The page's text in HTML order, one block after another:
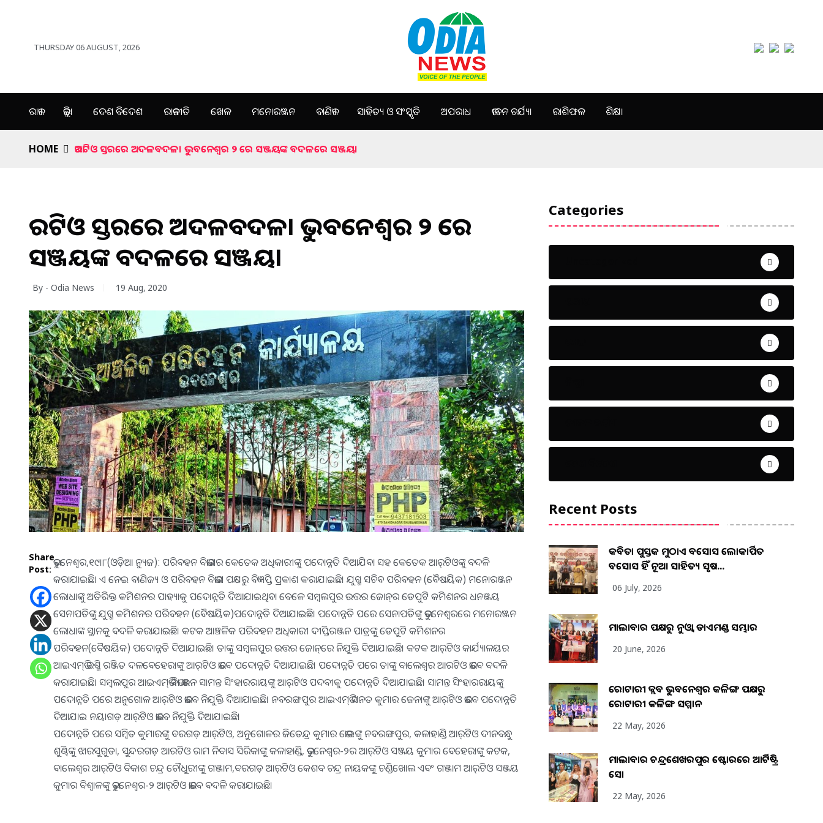
THURSDAY 06 AUGUST, 2026
ରାଜ୍ୟ ଜିଲ୍ଲା ଦେଶ ବିଦେଶ ରାଜନୀତି ଖେଳ ମନୋରଞ୍ଜନ ବାଣିଜ୍ୟ ସାହିତ୍ୟ ଓ ସଂସ୍କୃତି ଅପରାଧ ଜୀବନ ଚର୍ଯ୍ୟା ରାଶିଫଳ ଶିକ୍ଷା
HOME ଆରଟିଓ ସ୍ତରରେ ଅଦଳବଦଳ। ଭୁବନେଶ୍ୱର ୨ ରେ ସଞ୍ଜୟଙ୍କ ବଦଳରେ ସଞ୍ଜୟ।
ଆରଟିଓ ସ୍ତରରେ ଅଦଳବଦଳ। ଭୁବନେଶ୍ୱର ୨ ରେ
ସଞ୍ଜୟଙ୍କ ବଦଳରେ ସଞ୍ଜୟ।
By - Odia News 19 Aug, 2020
Share
Post:
ଭୁବନେଶ୍ୱର,୧୯ା୮(ଓଡ଼ିଆ ନ୍ୟୁଜ): ପରିବହନ ବିଭାଗର କେତେକ ଅଧିକାରୀଙ୍କୁ ପଦୋନ୍ନତି ଦିଆଯିବା ସହ କେତେକ ଆର୍‌ଟିଓଙ୍କୁ ବଦଳି
କରାଯାଇଛି। ଏ ନେଇ ବାଣିଜ୍ୟ ଓ ପରିବହନ ବିଭାଗ ପକ୍ଷରୁ ବିଜ୍ଞପ୍ତି ପ୍ରକାଶ କରାଯାଇଛି। ଯୁଗ୍ମ ସଚିବ ପରିବହନ (ବୈଷୟିକ) ମନୋରଞ୍ଜନ
ଲୋଧାଙ୍କୁ ଅତିରିକ୍ତ କମିଶନର ପାହ୍ୟାକୁ ପଦୋନ୍ନତି ଦିଆଯାଇଥିବା ବେଳେ ସମ୍ବଲପୁର ଉତ୍ତର ଜୋନ୍‌ର ଡେପୁଟି କମିଶନର ଧନଞ୍ଜୟ
ସେନାପତିଙ୍କୁ ଯୁଗ୍ମ କମିଶନର ପରିବହନ (ବୈଷୟିକ)ପଦୋନ୍ନତି ଦିଆଯାଇଛି। ପଦୋନ୍ନତି ପରେ ସେନାପତିଙ୍କୁ ଭୁବନେଶ୍ୱରରେ ମନୋରଞ୍ଜନ
ଲୋଧାଙ୍କ ସ୍ଥାନକୁ ବଦଳି କରାଯାଇଛି। କଟକ ଆଞ୍ଚଳିକ ପରିବହନ ଅଧିକାରୀ ଦୀପ୍ତିରଞ୍ଜନ ପାତ୍ରଙ୍କୁ ଡେପୁଟି କମିଶନର
ପରିବହନ(ବୈଷୟିକ) ପଦୋନ୍ନତି ଦିଆଯାଇଛି। ତାଙ୍କୁ ସମ୍ବଲପୁର ଉତ୍ତର ଜୋନ୍‌ରେ ନିଯୁକ୍ତି ଦିଆଯାଇଛି। କଟକ ଆର୍‌ଟିଓ କାର୍ଯ୍ୟାଳୟର
ଆଇଏମ୍‌ଭି ରଶ୍ମି ରଞ୍ଜିତ ଦଳବେହେରାଙ୍କୁ ଆର୍‌ଟିଓ ଭାବେ ପଦୋନ୍ନତି ଦିଆଯାଇଛି। ପଦୋନ୍ନତି ପରେ ତାଙ୍କୁ ବାଲେଶ୍ୱର ଆରଟିଓ ଭାବେ ବଦଳି
କରାଯାଇଛି। ସମ୍ବଲପୁର ଆଇଏମ୍‌ଭି ବିଭା ଭଞ୍ଜନ ସାମନ୍ତ ସିଂହାରରାୟଙ୍କୁ ଆର୍‌ଟିଓ ପଦବୀକୁ ପଦୋନ୍ନତି ଦିଆଯାଇଛି। ସାମନ୍ତ ସିଂହାରରାୟଙ୍କୁ
ପଦୋନ୍ନତି ପରେ ଅନୁଗୋଳ ଆର୍‌ଟିଓ ଭାବେ ନିଯୁକ୍ତି ଦିଆଯାଇଛି। ନବରଙ୍ଗପୁର ଆଇଏମ୍‌ଭି ସନତ କୁମାର ଜେନାଙ୍କୁ ଆର୍‌ଟିଓ ଭାବେ ପଦୋନ୍ନତି
ଦିଆଯାଇ ନୟାଗଡ଼ ଆର୍‌ଟିଓ ଭାବେ ନିଯୁକ୍ତି ଦିଆଯାଇଛି।
ପଦୋନ୍ନତି ପରେ ସମ୍ବିତ କୁମାରଙ୍କୁ ବରଗଡ଼ ଆର୍‌ଟିଓ, ଅନୁଗୋଳର ଜିତେନ୍ଦ୍ର କୁମାର ଭୋଇଙ୍କୁ ନବରଙ୍ଗପୁର, କଳାହାଣ୍ଡି ଆର୍‌ଟିଓ ଦୀନବନ୍ଧୁ
ଶୁଣ୍ଢିଙ୍କୁ ଝାରସୁଗୁଡା, ସୁନ୍ଦରଗଡ଼ ଆରଟିଓ ରାମ ନିବାସ ସିରିକାଙ୍କୁ କଳାହାଣ୍ଡି, ଭୁବନେଶ୍ୱର-୨ର ଆର୍‌ଟିଓ ସଞ୍ଜୟ କୁମାର ବେହେରାଙ୍କୁ କଟକ,
ବାଲେଶ୍ୱର ଆର୍‌ଟିଓ ବିକାଶ ଚନ୍ଦ୍ର ଚୌଧୁରୀଙ୍କୁ ଗଞ୍ଜାମ,ବରଗଡ଼ ଆର୍‌ଟିଓ କେଶବ ଚନ୍ଦ୍ର ନାୟକଙ୍କୁ ଚଣ୍ଡିଖୋଲ ଏବଂ ଗଞ୍ଜାମ ଆର୍‌ଟିଓ ସଞ୍ଜୟ
କୁମାର ବିଶ୍ୱାଳଙ୍କୁ ଭୁବନେଶ୍ୱର-୨ ଆର୍‌ଟିଓ ଭାବେ ବଦଳି କରାଯାଇଛି।
Categories
Recent Posts
କବିତା ପୁସ୍ତକ ମୁଠାଏ ଅବସୋସ ଲୋକାର୍ପିତ
ଅବସୋସ ହିଁ ନୂଆ ସାହିତ୍ୟ ସୃଷ...
06 July, 2026
ମାଲାବାର ପକ୍ଷରୁ ନୁଓ୍ବା ଡାଏମଣ୍ଡ ସମ୍ଭାର
20 June, 2026
ରୋଟାରୀ କ୍ଲବ ଭୁବନେଶ୍ୱର କଳିଙ୍ଗ ପକ୍ଷରୁ
ରୋଟାରୀ କଳିଙ୍ଗ ସମ୍ମାନ
22 May, 2026
ମାଲାବାର ଚନ୍ଦ୍ରଶେଖରପୁର ଷ୍ଟୋରରେ ଆର୍ଟିଷ୍ଟ୍ରି
ସୋ
22 May, 2026